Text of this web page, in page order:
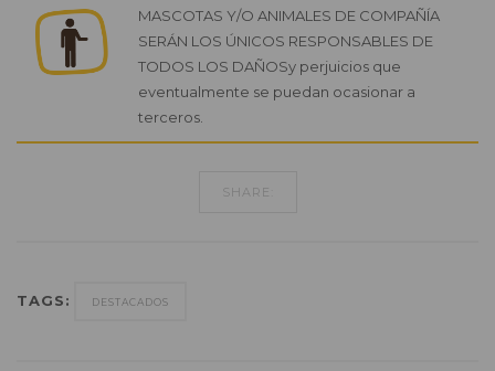
MASCOTAS Y/O ANIMALES DE COMPAÑÍA
SERÁN LOS ÚNICOS RESPONSABLES DE
TODOS LOS DAÑOSy perjuicios que
eventualmente se puedan ocasionar a
terceros.
SHARE:
TAGS: DESTACADOS